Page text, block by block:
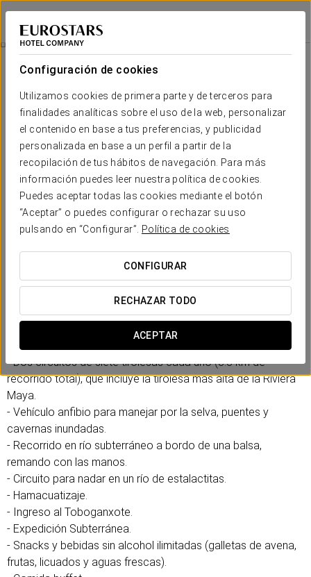
Configuración de cookies
Utilizamos cookies de primera parte y de terceros para
finalidades analíticas sobre el uso de la web, personalizar
el contenido en base a tus preferencias, y publicidad
personalizada en base a un perfil a partir de la
recopilación de tus hábitos de navegación. Para más
información puedes leer nuestra política de cookies.
Puedes aceptar todas las cookies mediante el botón
“Aceptar” o puedes configurar o rechazar su uso
pulsando en “Configurar”.
Política de cookies
CONFIGURAR
RECHAZAR TODO
ACEPTAR
Eurostars Hacienda Vista Real
PLAYA DEL CARMEN
Xplor
169 USD por persona
Xplor
Adéntrate en la aventura más completa de la Riviera Maya y
pon a prueba tu espíritu explorador en un entorno natural
único. Xplor te espera con desafíos emocionantes que
recorren selva, cavernas y ríos subterráneos
Incluye:
- Dos circuitos de siete tirolesas cada uno (3.8 km de
recorrido total), que incluye la tirolesa más alta de la Riviera
Maya.
- Vehículo anfibio para manejar por la selva, puentes y
cavernas inundadas.
- Recorrido en río subterráneo a bordo de una balsa,
remando con las manos.
- Circuito para nadar en un río de estalactitas.
- Hamacuatizaje.
- Ingreso al Toboganxote.
- Expedición Subterránea.
- Snacks y bebidas sin alcohol ilimitadas (galletas de avena,
frutas, licuados y aguas frescas).